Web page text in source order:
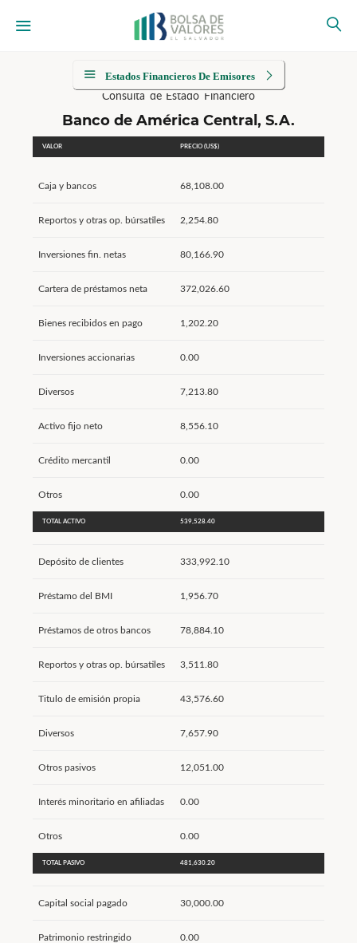
Estados Financieros De Emisores
Consulta de Estado Financiero
Banco de América Central, S.A.
VALOR PRECIO (US$)
Caja y bancos 68,108.00
Reportos y otras op. búrsatiles 2,254.80
Inversiones fin. netas 80,166.90
Cartera de préstamos neta 372,026.60
Bienes recibidos en pago 1,202.20
Inversiones accionarias 0.00
Diversos 7,213.80
Activo fijo neto 8,556.10
Crédito mercantil 0.00
Otros 0.00
TOTAL ACTIVO 539,528.40
Depósito de clientes 333,992.10
Préstamo del BMI 1,956.70
Préstamos de otros bancos 78,884.10
Reportos y otras op. búrsatiles 3,511.80
Titulo de emisión propia 43,576.60
Diversos 7,657.90
Otros pasivos 12,051.00
Interés minoritario en afiliadas 0.00
Otros 0.00
TOTAL PASIVO 481,630.20
Capital social pagado 30,000.00
Patrimonio restringido 0.00